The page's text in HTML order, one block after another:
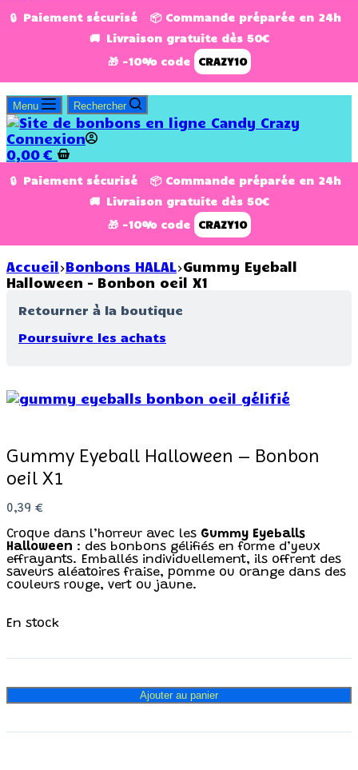
🔒 Paiement sécurisé 📦 Commande préparée en 24h
🚚 Livraison gratuite dès 50€
🎁 -10% code
CRAZY10
Menu Rechercher
Connexion
0,00 €
🔒 Paiement sécurisé 📦 Commande préparée en 24h
🚚 Livraison gratuite dès 50€
🎁 -10% code
CRAZY10
Accueil Bonbons HALAL Gummy Eyeball
Halloween – Bonbon oeil X1
Poursuivre les achats
Retourner à la boutique
Gummy Eyeball Halloween – Bonbon
oeil X1
0,39 €
Croque dans l’horreur avec les Gummy Eyeballs
Halloween : des bonbons gélifiés en forme d’yeux
effrayants. Emballés individuellement, ils offrent des
saveurs aléatoires fraise, pomme ou orange dans des
couleurs rouge, vert ou jaune.
En stock
Ajouter au panier